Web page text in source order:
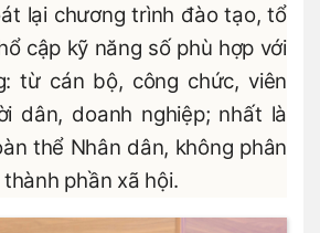
lại chương trình đào tạo, tổ
cập kỹ năng số phù hợp với
từ cán bộ, công chức, viên
dân, doanh nghiệp; nhất là
thể Nhân dân, không phân
phần xã hội.